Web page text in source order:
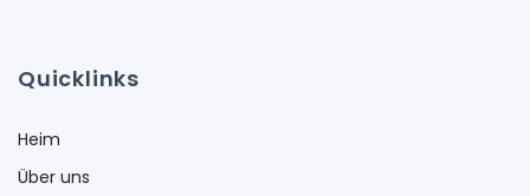
Quicklinks
Heim
Über uns